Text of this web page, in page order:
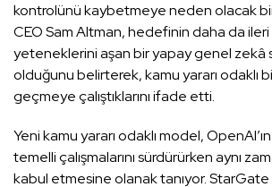
kontrolünü kaybetmeye neden olacak bir
CEO Sam Altman, hedefinin daha da
yeteneklerini aşan bir yapay genel zekâ
olduğunu belirterek, kamu yararı odaklı
geçmeye çalıştıklarını ifade etti.
Yeni kamu yararı odaklı model,
temelli çalışmalarını sürdürürken aynı
kabul etmesine olanak tanıyor. StarGate